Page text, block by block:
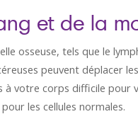
et de la
osseuse, tels que le
peuvent déplacer
à votre corps difficile
pour les cellules normales.